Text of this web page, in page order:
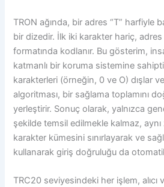
TRON ağında, bir adres “T” harfiyle
bir dizedir. İlk iki karakter hariç,
formatında kodlanır. Bu gösterim,
katmanlı bir koruma sistemine
karakterleri (örneğin, 0 ve O) dışlar
algoritması, bir sağlama toplamını
yerleştirir. Sonuç olarak, yalnızca
şekilde temsil edilmekle kalmaz, aynı
karakter kümesini sınırlayarak ve
kullanarak giriş doğruluğu da
TRC20 seviyesindeki her işlem, alıcı